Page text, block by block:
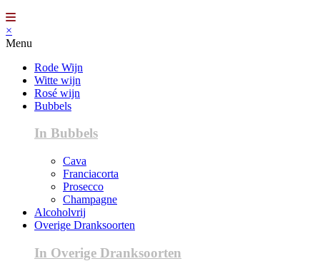
×
Menu
Rode Wijn
Witte wijn
Rosé wijn
Bubbels
In Bubbels
Cava
Franciacorta
Prosecco
Champagne
Alcoholvrij
Overige Dranksoorten
In Overige Dranksoorten